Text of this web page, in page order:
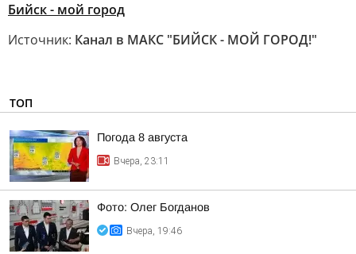
Бийск - мой город
Источник: Канал в МАКС "БИЙСК - МОЙ ГОРОД!"
ТОП
Погода 8 августа
Вчера, 23:11
Фото: Олег Богданов
Вчера, 19:46